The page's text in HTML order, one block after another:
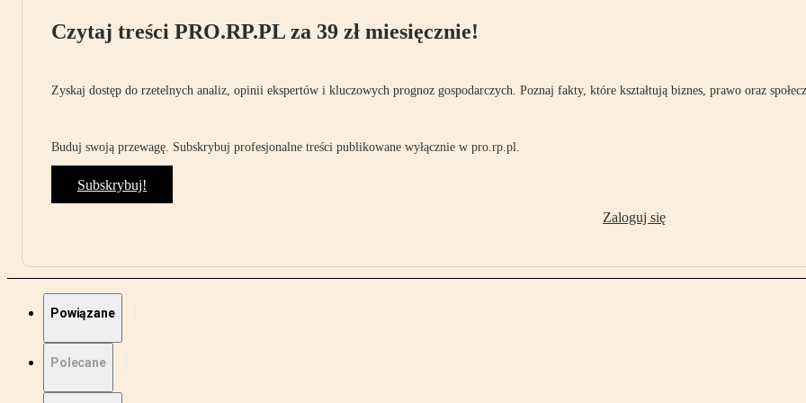
Czytaj treści PRO.RP.PL za 39 zł miesięcznie!
Zyskaj dostęp do rzetelnych analiz, opinii ekspertów i kluczowych prognoz gospodarczych. Poznaj fakty, które kształtują biznes, prawo oraz
Buduj swoją przewagę. Subskrybuj profesjonalne treści publikowane wyłącznie w pro.rp.pl.
Subskrybuj!
Zaloguj się
Powiązane
Polecane